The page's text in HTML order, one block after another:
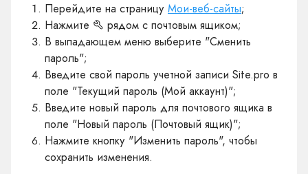
Перейдите на страницу Мои-веб-сайты;
Нажмите
рядом с почтовым ящиком;
В выпадающем меню выберите "Сменить
пароль";
Введите свой пароль учетной записи Site.pro в
поле "Текущий пароль (Мой аккаунт)";
Введите новый пароль для почтового ящика в
поле "Новый пароль (Почтовый ящик)";
Нажмите кнопку "Изменить пароль", чтобы
сохранить изменения.